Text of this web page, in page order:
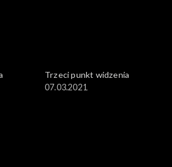
Trzeci punkt widzenia
07.03.2021